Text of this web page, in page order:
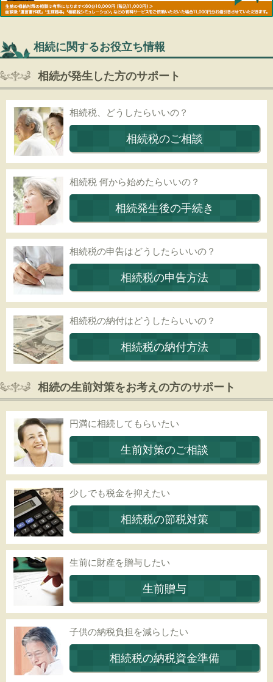
相続に関するお役立ち情報
相続が発生した方のサポート
相続税、どうしたらいいの？
相続税のご相談
相続税 何から始めたらいいの？
相続発生後の手続き
相続税の申告はどうしたらいいの？
相続税の申告方法
相続税の納付はどうしたらいいの？
相続税の納付方法
相続の生前対策をお考えの方のサポート
円満に相続してもらいたい
生前対策のご相談
少しでも税金を抑えたい
相続税の節税対策
生前に財産を贈与したい
生前贈与
子供の納税負担を減らしたい
相続税の納税資金準備